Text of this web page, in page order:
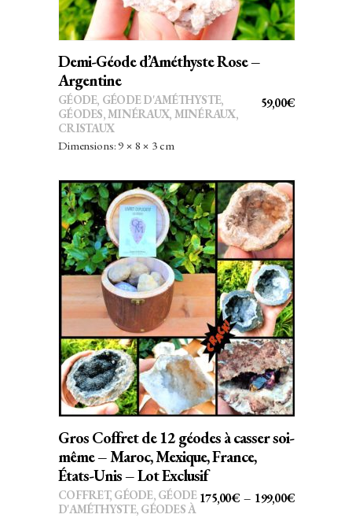
Demi-Géode d’Améthyste Rose –
Argentine
59,00€
GÉODE, GÉODE D'AMÉTHYSTE,
GÉODES,MINÉRAUX, MINÉRAUX,
CRISTAUX
Dimensions: 9 × 8 × 3 cm
CHOIX DES OPTIONS
Ce
produit
a
plusieurs
variations.
Les
options
être
Gros Coffret de 12 géodes à casser soi-
même – Maroc, Mexique, France,
États-Unis – Lot Exclusif
175,00€ – 199,00€PLAGE
COFFRET, GÉODE, GÉODE
D'AMÉTHYSTE, GÉODES À